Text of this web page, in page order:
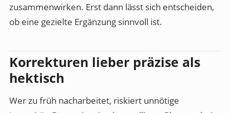
zusammenwirken. Erst dann lässt sich entscheiden,
ob eine gezielte Ergänzung sinnvoll ist.
Korrekturen lieber präzise als
hektisch
Wer zu früh nacharbeitet, riskiert unnötige